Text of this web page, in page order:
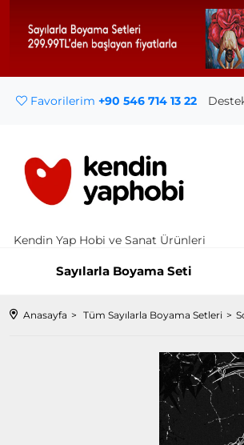
Favorilerim +90 546 714 13 22
Kendin Yap Hobi ve Sanat Ürünleri
Sayılarla Boyama Seti
Anasayfa Tüm Sayılarla Boyama Setleri